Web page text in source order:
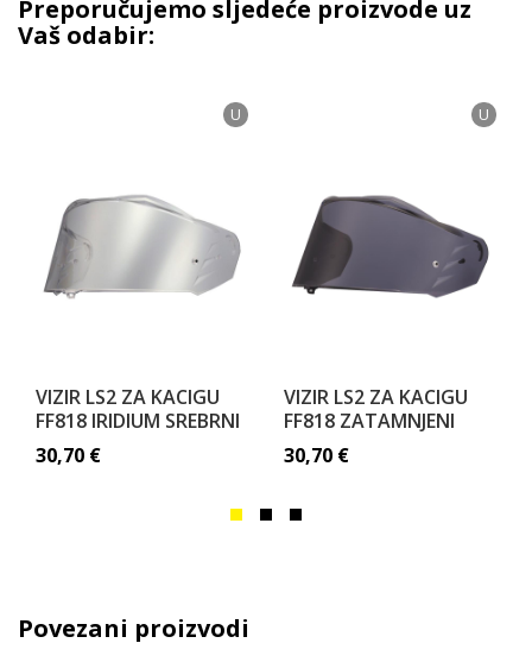
Preporučujemo sljedeće proizvode uz
Vaš odabir:
U
VIZIR LS2 ZA KACIGU
FF818 IRIDIUM SREBRNI
30,70 €
U
VIZIR LS2 ZA KACIGU
FF818 ZATAMNJENI
30,70 €
Povezani proizvodi